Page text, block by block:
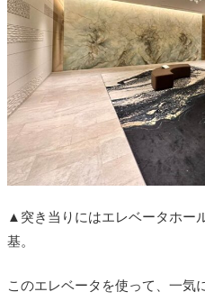
▲突き当りにはエレベータホー
基。
このエレベータを使って、一気